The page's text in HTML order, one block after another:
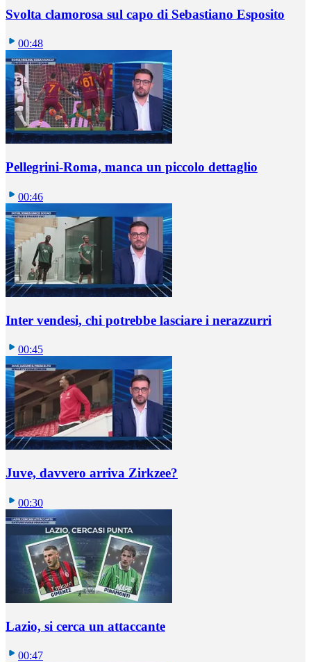
Svolta clamorosa sul capo di Sebastiano Esposito
00:48
Pellegrini-Roma, manca un piccolo dettaglio
00:46
Inter vendesi, chi potrebbe lasciare i nerazzurri
00:45
Juve, davvero arriva Zirkzee?
00:30
Lazio, si cerca un attaccante
00:47